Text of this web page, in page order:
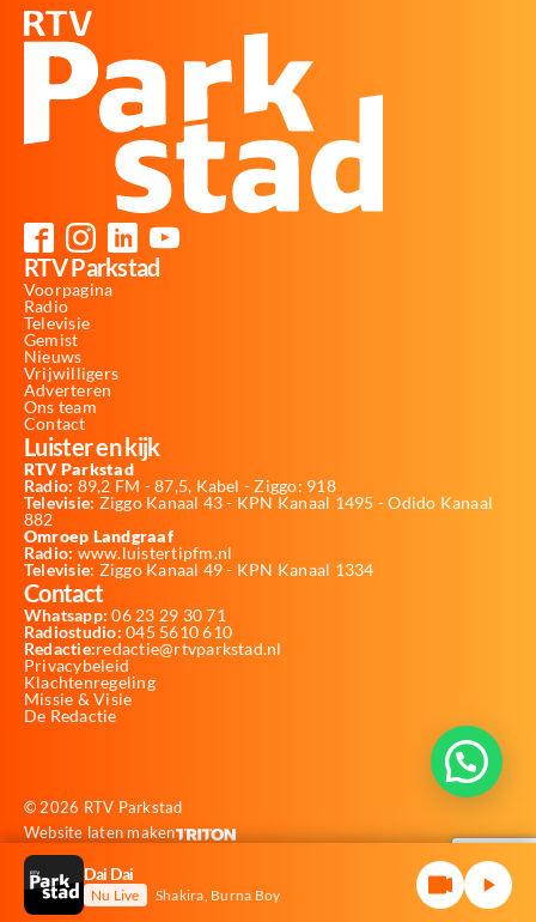
RTV Parkstad
Voorpagina
Radio
Televisie
Gemist
Nieuws
Vrijwilligers
Adverteren
Ons team
Contact
Luister en kijk
RTV Parkstad
Radio: 89,2 FM - 87,5, Kabel - Ziggo: 918
Televisie: Ziggo Kanaal 43 - KPN Kanaal 1495 - Odido Kanaal
882
Omroep Landgraaf
Radio: www.luistertipfm.nl
Televisie: Ziggo Kanaal 49 - KPN Kanaal 1334
Contact
Whatsapp: 06 23 29 30 71
Radiostudio: 045 5610 610
Redactie:redactie@rtvparkstad.nl
Privacybeleid
Klachtenregeling
Missie & Visie
De Redactie
© 2026 RTV Parkstad
Website laten maken
Dai Dai
Nu Live Shakira, Burna Boy